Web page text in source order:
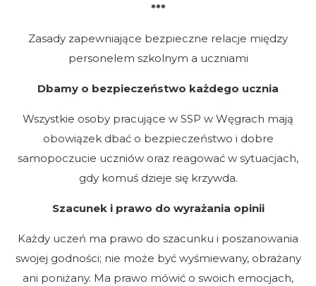
***
Zasady zapewniające bezpieczne relacje między
personelem szkolnym a uczniami
Dbamy o bezpieczeństwo każdego ucznia
Wszystkie osoby pracujące w SSP w Węgrach mają
obowiązek dbać o bezpieczeństwo i dobre
samopoczucie uczniów oraz reagować w sytuacjach,
gdy komuś dzieje się krzywda.
Szacunek i prawo do wyrażania opinii
Każdy uczeń ma prawo do szacunku i poszanowania
swojej godności; nie może być wyśmiewany, obrażany
ani poniżany. Ma prawo mówić o swoich emocjach,